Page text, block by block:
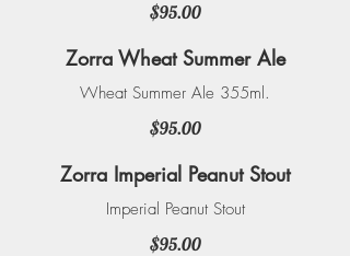
$95.00
Zorra Wheat Summer Ale
Wheat Summer Ale 355ml.
$95.00
Zorra Imperial Peanut Stout
Imperial Peanut Stout
$95.00